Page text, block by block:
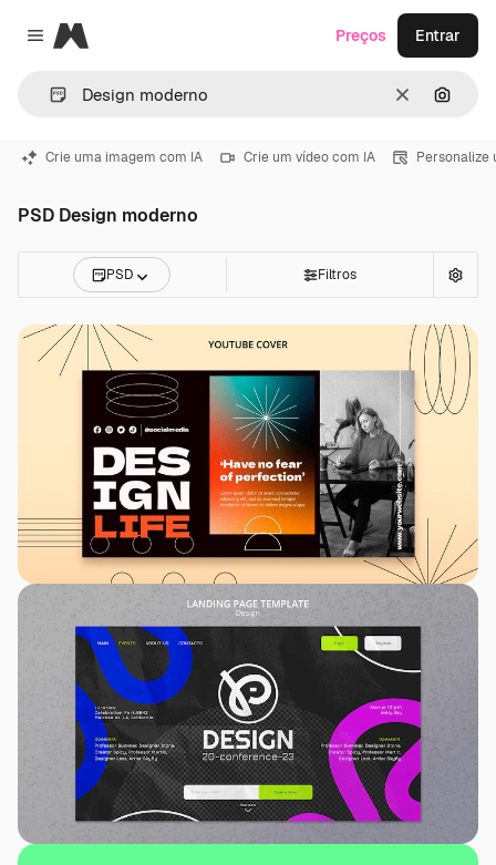
Close menu
Magnific
Limpar
Preços Entrar
Crie uma imagem com IA Crie um vídeo com IA Personalize
PSD Design moderno
PSD Filtros